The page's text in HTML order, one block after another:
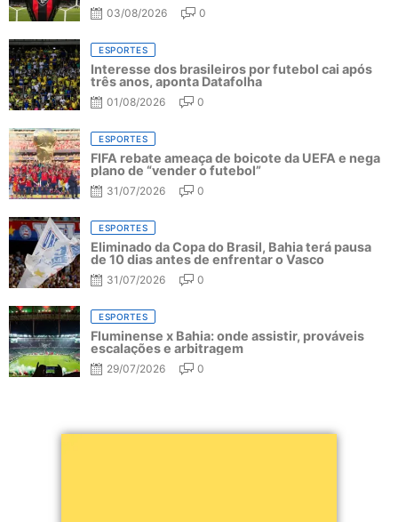
03/08/2026 0
ESPORTES
Interesse dos brasileiros por futebol cai após
três anos, aponta Datafolha
01/08/2026 0
ESPORTES
FIFA rebate ameaça de boicote da UEFA e nega
plano de “vender o futebol”
31/07/2026 0
ESPORTES
Eliminado da Copa do Brasil, Bahia terá pausa
de 10 dias antes de enfrentar o Vasco
31/07/2026 0
ESPORTES
Fluminense x Bahia: onde assistir, prováveis
escalações e arbitragem
29/07/2026 0